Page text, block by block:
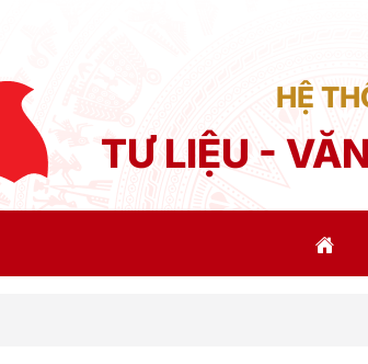
HỆ
TƯ LIỆU -